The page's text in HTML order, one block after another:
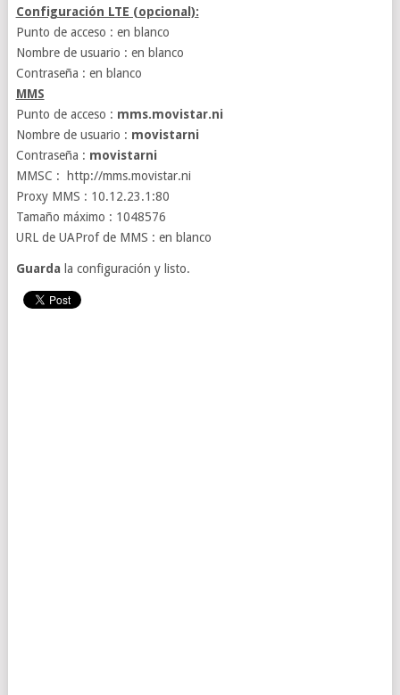
Configuración LTE (opcional):
Punto de acceso : en blanco
Nombre de usuario : en blanco
Contraseña : en blanco
MMS
Punto de acceso : mms.movistar.ni
Nombre de usuario : movistarni
Contraseña : movistarni
MMSC : http://mms.movistar.ni
Proxy MMS : 10.12.23.1:80
Tamaño máximo : 1048576
URL de UAProf de MMS : en blanco
Guarda la configuración y listo.